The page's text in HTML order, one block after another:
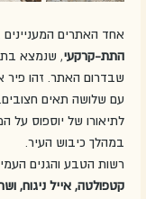
אחד האתרים המעניינים
התת-קרקעי, שנמצא
שבדרום האתר. זהו פיר
עם שלושה תאים
לתיאורו של יוספוס על
במהלך כיבוש העיר.
רשות הטבע והגנים
קטפולטה, אייל ניגוח,